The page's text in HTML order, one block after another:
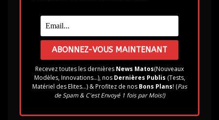
Recevez toutes les dernières News Matos(Nouveaux
Modèles, Innovations...), nosDernières Publis (Tests,
Matériel des Elites...) & Profitez de nosBons Plans! (Pas
de Spam & C'est Envoyé 1 fois par Mois!)